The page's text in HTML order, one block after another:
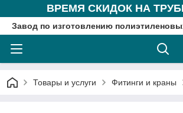
ВРЕМЯ СКИДОК НА
Завод по изготовлению
Товары и услуги Фитинги и краны